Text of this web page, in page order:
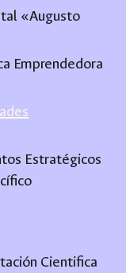
«Augusto
Emprendedora
Estratégicos
Cientifica